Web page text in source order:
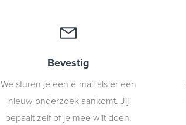
We sturen je een e-mail als er een
nieuw onderzoek aankomt. Jij
bepaalt zelf of je mee wilt doen.
Bevestig